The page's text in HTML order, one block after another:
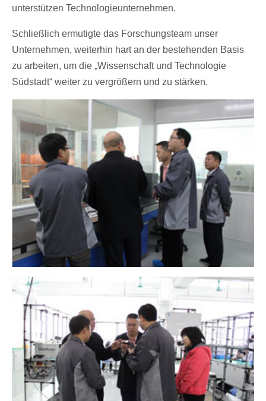
unterstützen Technologieunternehmen.
Schließlich ermutigte das Forschungsteam unser
Unternehmen, weiterhin hart an der bestehenden Basis
zu arbeiten, um die „Wissenschaft und Technologie
Südstadt“ weiter zu vergrößern und zu stärken.